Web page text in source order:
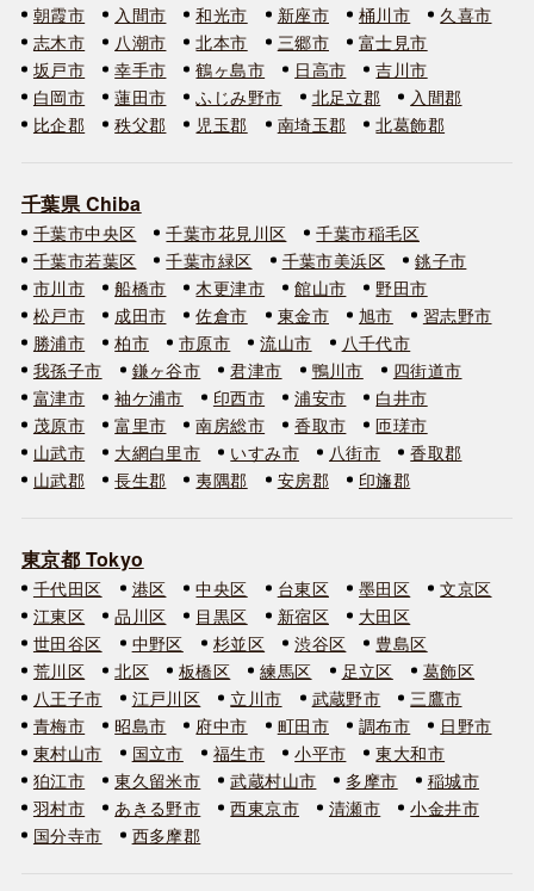
朝霞市
入間市 和光市 新座市 桶川市
久喜市
志木市
八潮市 北本市 三郷市
富士見市
坂戸市
幸手市 鶴ヶ島市 日高市
吉川市
白岡市
蓮田市 ふじみ野市 北足立郡
入間郡
比企郡
秩父郡 児玉郡 南埼玉郡 北葛飾郡
千葉県 Chiba
千葉市中央区 千葉市花見川区
千葉市稲毛区
千葉市若葉区
千葉市緑区 千葉市美浜区
銚子市
市川市
船橋市 木更津市 館山市
野田市
松戸市
成田市 佐倉市 東金市 旭市
習志野市
勝浦市
柏市 市原市 流山市
八千代市
我孫子市
鎌ヶ谷市 君津市 鴨川市
四街道市
富津市
袖ケ浦市 印西市 浦安市
白井市
茂原市
富里市 南房総市 香取市
匝瑳市
山武市
大網白里市 いすみ市 八街市
香取郡
山武郡
長生郡 夷隅郡 安房郡 印旛郡
東京都 Tokyo
千代田区 港区 中央区 台東区 墨田区
文京区
江東区
品川区 目黒区 新宿区
大田区
世田谷区
中野区 杉並区 渋谷区
豊島区
荒川区
北区 板橋区 練馬区 足立区
葛飾区
八王子市
江戸川区 立川市 武蔵野市
三鷹市
青梅市
昭島市 府中市 町田市 調布市
日野市
東村山市
国立市 福生市 小平市
東大和市
狛江市
東久留米市 武蔵村山市 多摩市
稲城市
羽村市
あきる野市 西東京市 清瀬市
小金井市
国分寺市
西多摩郡